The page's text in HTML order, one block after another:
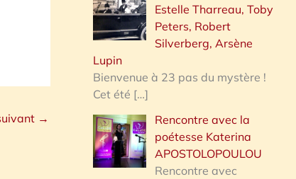
→
Estelle Tharreau, Toby
Peters, Robert
Silverberg, Arsène
Lupin
Bienvenue à 23 pas du mystère !
Cet été […]
Rencontre avec la
poétesse Katerina
APOSTOLOPOULOU
Rencontre avec